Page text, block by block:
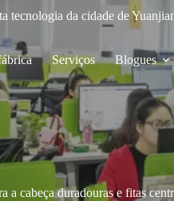
tecnologia da cidade de
Serviços Blogues
a cabeça duradouras e fitas